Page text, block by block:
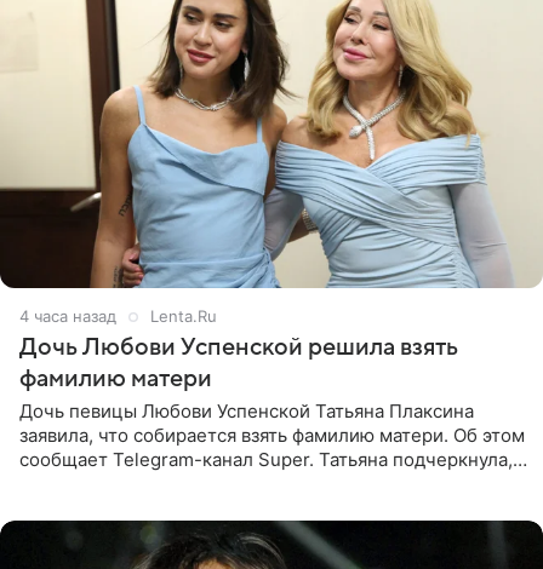
4 часа назад Lenta.Ru
Дочь Любови Успенской решила взять
фамилию матери
Дочь певицы Любови Успенской Татьяна Плаксина
заявила, что собирается взять фамилию матери. Об этом
сообщает Telegram-канал Super. Татьяна подчеркнула,